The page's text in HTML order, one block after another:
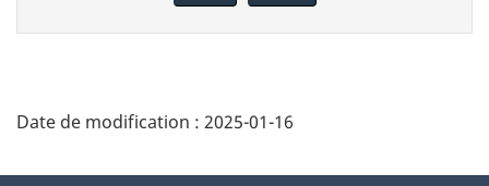
page
Date de modification : 2025-01-16